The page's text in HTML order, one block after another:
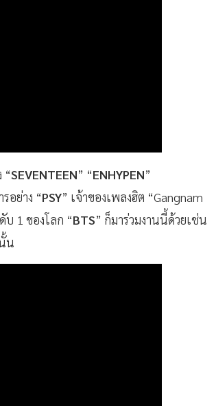
“SEVENTEEN” “ENHYPEN”
อย่าง “PSY” เจ้าของเพลงฮิต “Gangnam
1 ของโลก “BTS” ก็มาร่วมงานนี้ด้วยเช่น
น